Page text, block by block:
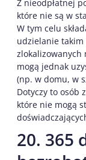
Z nieodpłatnej
które nie są w
W tym celu
udzielanie
mogą jednak
(np. w domu, w
Dotyczy to osób
które nie mogą
20. 365